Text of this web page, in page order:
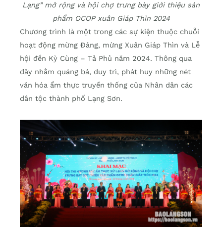
Lạng” mở rộng và hội chợ trưng bày giới thiệu sản
phẩm OCOP xuân Giáp Thìn 2024
Chương trình là một trong các sự kiện thuộc chuỗi
hoạt động mừng Đảng, mừng Xuân Giáp Thìn và Lễ
hội đền Kỳ Cùng – Tả Phủ năm 2024. Thông qua
đây nhằm quảng bá, duy trì, phát huy những nét
văn hóa ẩm thực truyền thống của Nhân dân các
dân tộc thành phố Lạng Sơn.